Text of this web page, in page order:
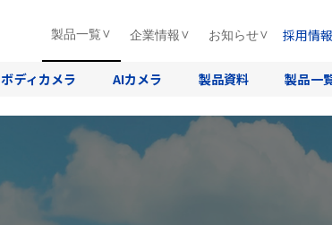
製品一覧
ボディカメラ AIカメラ 製品資料 製品一
企業情報 お知らせ 採用情